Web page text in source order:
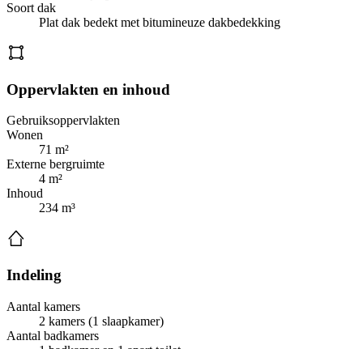
Soort dak
Plat dak bedekt met bitumineuze dakbedekking
Oppervlakten en inhoud
Gebruiksoppervlakten
Wonen
71 m²
Externe bergruimte
4 m²
Inhoud
234 m³
Indeling
Aantal kamers
2 kamers (1 slaapkamer)
Aantal badkamers